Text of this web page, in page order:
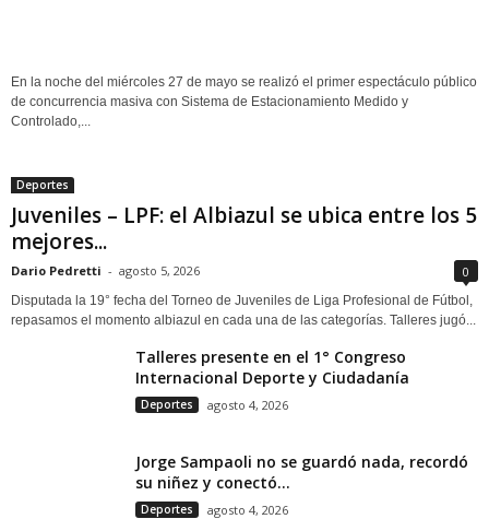
En la noche del miércoles 27 de mayo se realizó el primer espectáculo público
de concurrencia masiva con Sistema de Estacionamiento Medido y
Controlado,...
Deportes
Juveniles – LPF: el Albiazul se ubica entre los 5
mejores...
Dario Pedretti - agosto 5, 2026 0
Disputada la 19° fecha del Torneo de Juveniles de Liga Profesional de Fútbol,
repasamos el momento albiazul en cada una de las categorías. Talleres jugó...
Talleres presente en el 1° Congreso
Internacional Deporte y Ciudadanía
Deportes agosto 4, 2026
Jorge Sampaoli no se guardó nada, recordó
su niñez y conectó...
Deportes agosto 4, 2026